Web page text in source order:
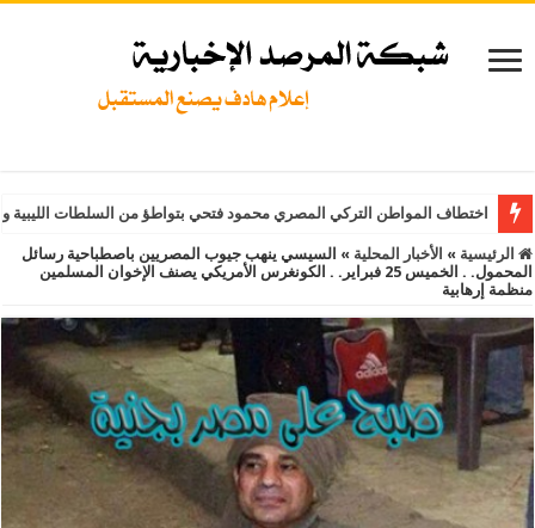
اختطاف المواطن التركي المصري محمود فتحي بتواطؤ من السلطات
الرئيسية » الأخبار المحلية » السيسي ينهب جيوب المصريين باصطباحية رسائل
المحمول. . الخميس 25 فبراير. . الكونغرس الأمريكي يصنف الإخوان المسلمين
منظمة إرهابية